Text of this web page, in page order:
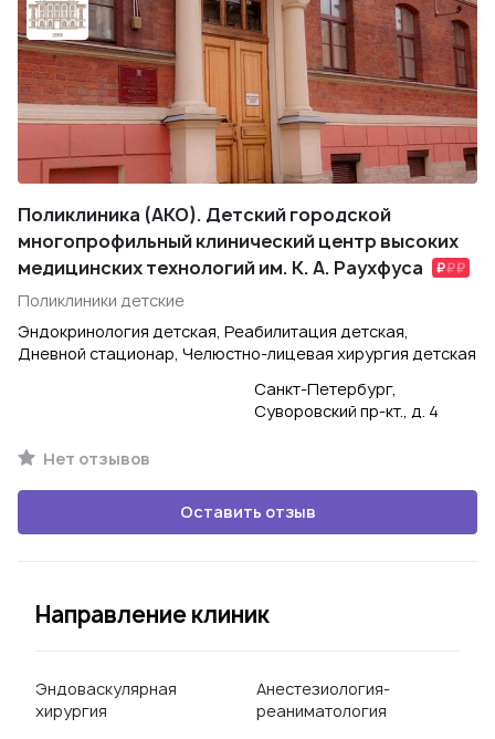
Поликлиника (АКО). Детский городской
многопрофильный клинический центр высоких
медицинских технологий им. К. А. Раухфуса
Поликлиники детские
Эндокринология детская, Реабилитация детская,
Дневной стационар, Челюстно-лицевая хирургия детская
Санкт-Петербург,
Суворовский пр-кт., д. 4
Нет отзывов
Оставить отзыв
Направление клиник
Эндоваскулярная
хирургия
Анестезиология-
реаниматология